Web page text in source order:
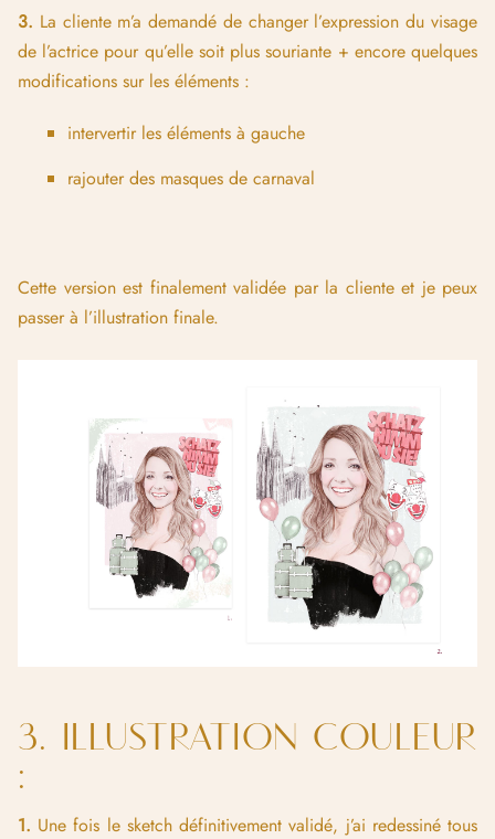
3. La cliente m’a demandé de changer l’expression du visage
de l’actrice pour qu’elle soit plus souriante + encore quelques
modifications sur les éléments :
intervertir les éléments à gauche
rajouter des masques de carnaval
Cette version est finalement validée par la cliente et je peux
passer à l’illustration finale.
3. ILLUSTRATION COULEUR
:
1. Une fois le sketch définitivement validé, j’ai redessiné tous